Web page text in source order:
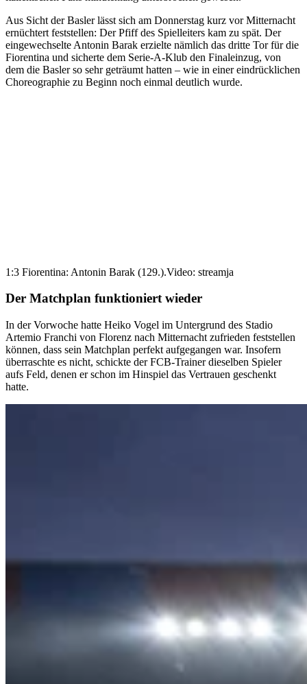
Aus Sicht der Basler lässt sich am Donnerstag kurz vor Mitternacht
ernüchtert feststellen: Der Pfiff des Spielleiters kam zu spät. Der
eingewechselte Antonin Barak erzielte nämlich das dritte Tor für die
Fiorentina und sicherte dem Serie-A-Klub den Finaleinzug, von
dem die Basler so sehr geträumt hatten – wie in einer eindrücklichen
Choreographie zu Beginn noch einmal deutlich wurde.
1:3 Fiorentina: Antonin Barak (129.).Video: streamja
Der Matchplan funktioniert wieder
In der Vorwoche hatte Heiko Vogel im Untergrund des Stadio
Artemio Franchi von Florenz nach Mitternacht zufrieden feststellen
können, dass sein Matchplan perfekt aufgegangen war. Insofern
überraschte es nicht, schickte der FCB-Trainer dieselben Spieler
aufs Feld, denen er schon im Hinspiel das Vertrauen geschenkt
hatte.